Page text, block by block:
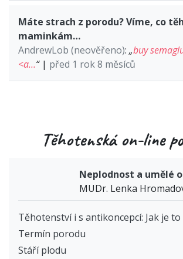
Máte strach z porodu? Víme, co
maminkám…
AndrewLob (neověřeno): „buy
<a…“| před 1 rok 8 měsíců
Těhotenská on-line
Neplodnost a umělé
MUDr. Lenka
Těhotenství i s antikoncepcí: Jak je to
Termín porodu
Stáří plodu